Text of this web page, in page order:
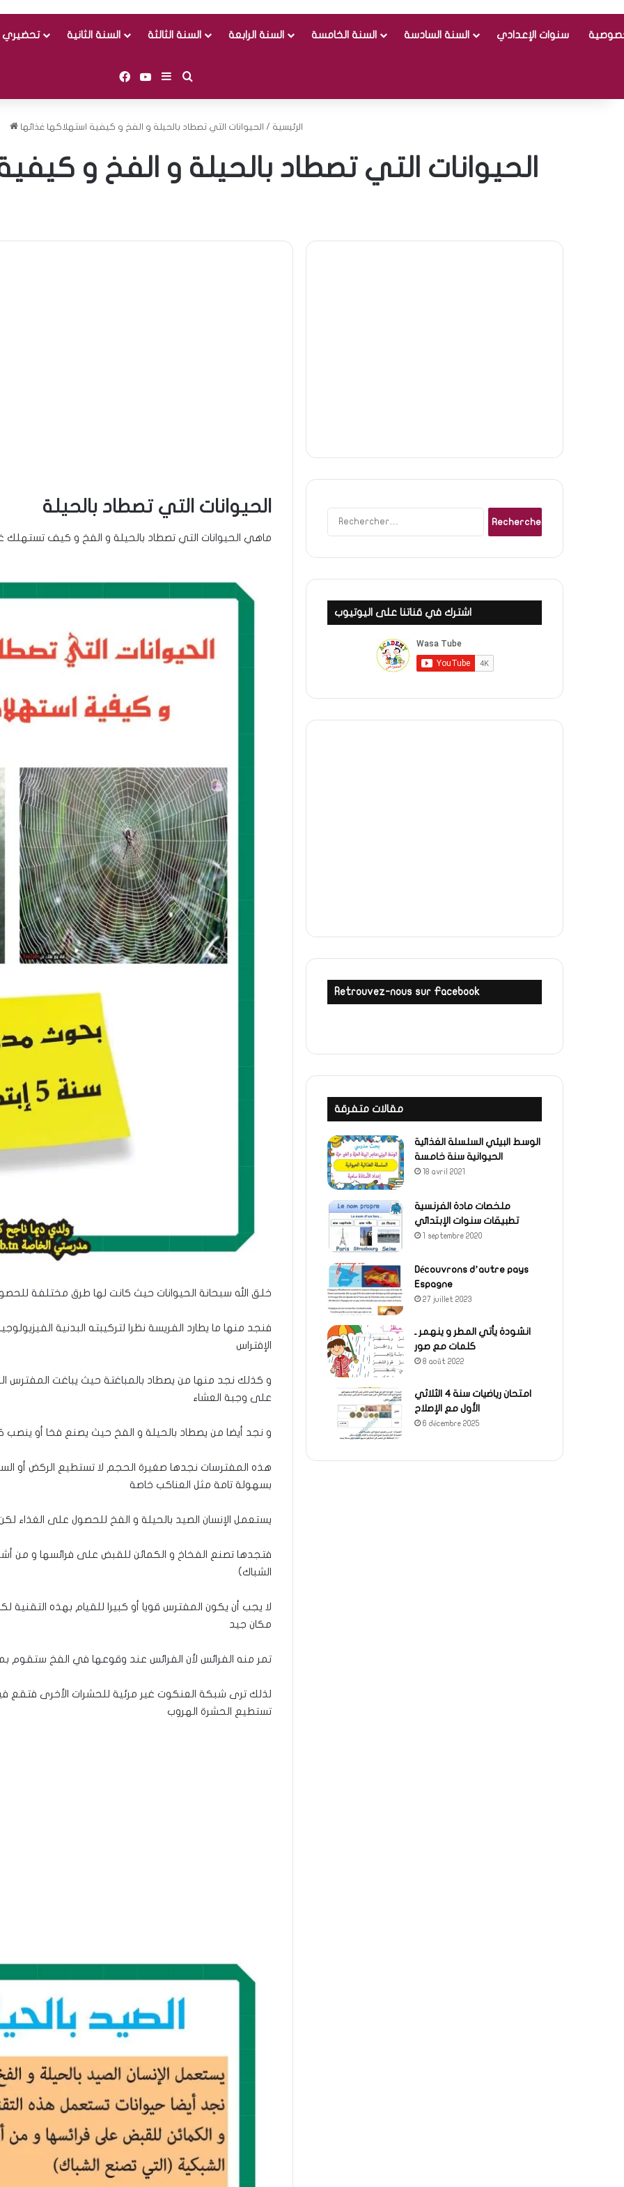
تحضيري السنة الثانية السنة الثالثة السنة الرابعة السنة الخامسة السنة السادسة سنوات الإعدادي
Facebook
YouTubeSidebar (barre latérale)
الرئيسية / الحيوانات التي تصطاد بالحيلة و الفخ و كيفية استهلاكها غذائها
الحيوانات التي تصطاد بالحيلة و الفخ و
الحيوانات التي تصطاد بالحيلة
ماهي الحيوانات التي تصطاد بالحيلة و الفخ و كيف تستهلك
خلق الله سبحانة الحيوانات حيث كانت لها طرق مختلفة
فنجد منها ما يطارد الفريسة نظرا لتركيبته البدنية
الإفتراس
و كذلك نجد منها من يصطاد بالمباغتة حيث يباغت
على وجبة العشاء
و نجد أيضا من يصطاد بالحيلة و الفخ حيث يصنع فخا أو
هذه المفترسات نجدها صغيرة الحجم لا تستطيع الركض أو
بسهولة تامة مثل العناكب خاصة
يستعمل الإنسان الصيد بالحيلة و الفخ للحصول على الغذاء
فتجدها تصنع الفخاخ و الكمائن للقبض على فرائسها و من
الشباك)
لا يجب أن يكون المفترس قويا أو كبيرا للقيام بهذه
مكان جيد
تمر منه الفرائس لأن الفرائس عند وقوعها في الفخ ستقوم
لذلك ترى شبكة العنكوت غير مرئية للحشرات الأخرى فتقع
تستطيع الحشرة الهروب
اشترك في قناتنا على اليوتيوب
Retrouvez-nous sur Facebook
مقالات متفرقة
الوسط البيئي السلسلة الغذائية
الحيوانية سنة خامسة
18 avril 2021
ملخصات مادة الفرنسية
تطبيقات سنوات الإبتدائي
1 septembre 2020
Découvrons d’autre pays
Espagne
27 juillet 2023
انشودة يأتي المطر و ينهمر ـ
كلمات مع صور
8 août 2022
امتحان رياضيات سنة 4 الثلاثي
الأول مع الإصلاح
6 décembre 2025